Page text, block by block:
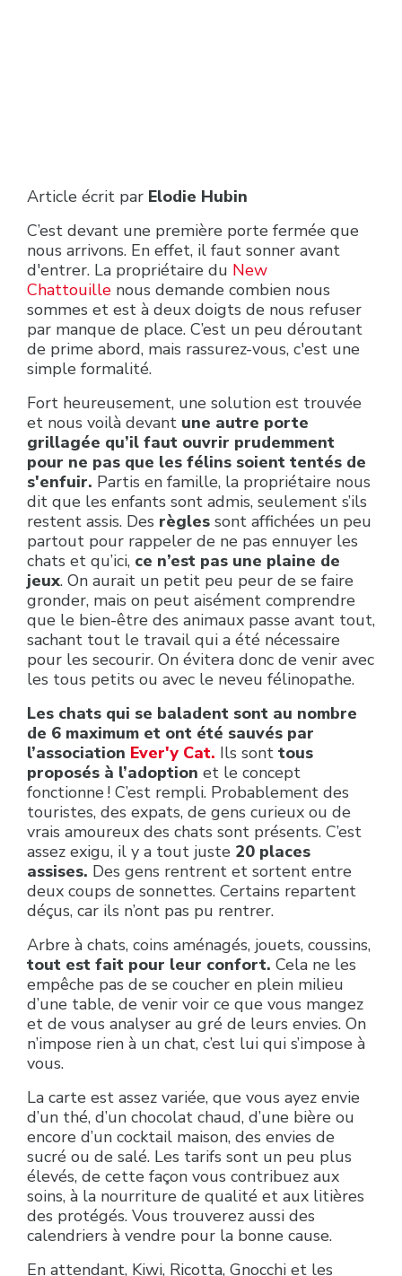
Article écrit par Elodie Hubin
C’est devant une première porte fermée que
nous arrivons. En effet, il faut sonner avant
d'entrer. La propriétaire du New
Chattouille nous demande combien nous
sommes et est à deux doigts de nous refuser
par manque de place. C’est un peu déroutant
de prime abord, mais rassurez-vous, c'est une
simple formalité.
Fort heureusement, une solution est trouvée
et nous voilà devant une autre porte
grillagée qu’il faut ouvrir prudemment
pour ne pas que les félins soient tentés de
s'enfuir. Partis en famille, la propriétaire nous
dit que les enfants sont admis, seulement s’ils
restent assis. Des règles sont affichées un peu
partout pour rappeler de ne pas ennuyer les
chats et qu’ici, ce n’est pas une plaine de
jeux. On aurait un petit peu peur de se faire
gronder, mais on peut aisément comprendre
que le bien-être des animaux passe avant tout,
sachant tout le travail qui a été nécessaire
pour les secourir. On évitera donc de venir avec
les tous petits ou avec le neveu félinopathe.
Les chats qui se baladent sont au nombre
de 6 maximum et ont été sauvés par
l’association Ever'y Cat. Ils sont tous
proposés à l’adoption et le concept
fonctionne ! C’est rempli. Probablement des
touristes, des expats, de gens curieux ou de
vrais amoureux des chats sont présents. C’est
assez exigu, il y a tout juste 20 places
assises. Des gens rentrent et sortent entre
deux coups de sonnettes. Certains repartent
déçus, car ils n’ont pas pu rentrer.
Arbre à chats, coins aménagés, jouets, coussins,
tout est fait pour leur confort. Cela ne les
empêche pas de se coucher en plein milieu
d’une table, de venir voir ce que vous mangez
et de vous analyser au gré de leurs envies. On
n’impose rien à un chat, c’est lui qui s’impose à
vous.
La carte est assez variée, que vous ayez envie
d’un thé, d’un chocolat chaud, d’une bière ou
encore d’un cocktail maison, des envies de
sucré ou de salé. Les tarifs sont un peu plus
élevés, de cette façon vous contribuez aux
soins, à la nourriture de qualité et aux litières
des protégés. Vous trouverez aussi des
calendriers à vendre pour la bonne cause.
En attendant, Kiwi, Ricotta, Gnocchi et les